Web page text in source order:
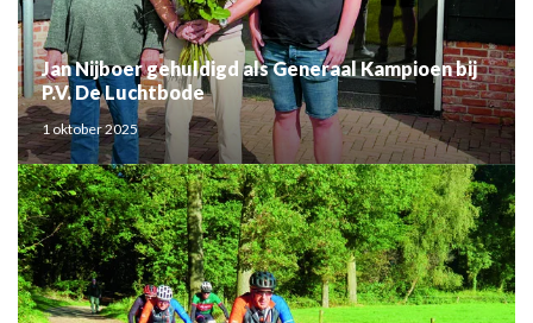
Jan Nijboer gehuldigd als Generaal Kampioen bij
P.V. De Luchtbode
1 oktober 2025